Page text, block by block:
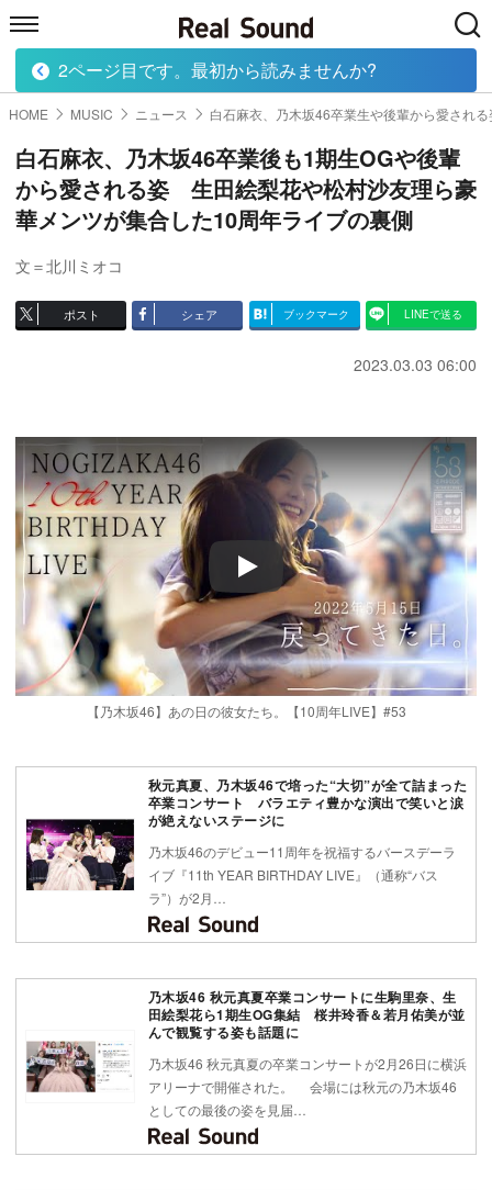
HOME MUSIC MOVIE TECH
HOME MUSIC ニュース 白石麻衣、乃木坂46卒業生や後輩から愛される
白石麻衣、乃木坂46卒業後も1期生OGや後輩
から愛される姿 生田絵梨花や松村沙友理ら豪
華メンツが集合した10周年ライブの裏側
文＝北川ミオコ
ポスト シェア ブックマーク LINEで送る
2023.03.03 06:00
Play
【乃木坂46】あの日の彼女たち。【10周年LIVE】#53
秋元真夏、乃木坂46で培った“大切”が全て詰まった
卒業コンサート バラエティ豊かな演出で笑いと涙
が絶えないステージに
乃木坂46のデビュー11周年を祝福するバースデーラ
イブ『11th YEAR BIRTHDAY LIVE』（通称“バス
ラ”）が2月…
乃木坂46 秋元真夏卒業コンサートに生駒里奈、生
田絵梨花ら1期生OG集結 桜井玲香＆若月佑美が並
んで観覧する姿も話題に
乃木坂46 秋元真夏の卒業コンサートが2月26日に横浜
アリーナで開催された。 会場には秋元の乃木坂46
としての最後の姿を見届…
2ページ目です。最初から読みませんか?